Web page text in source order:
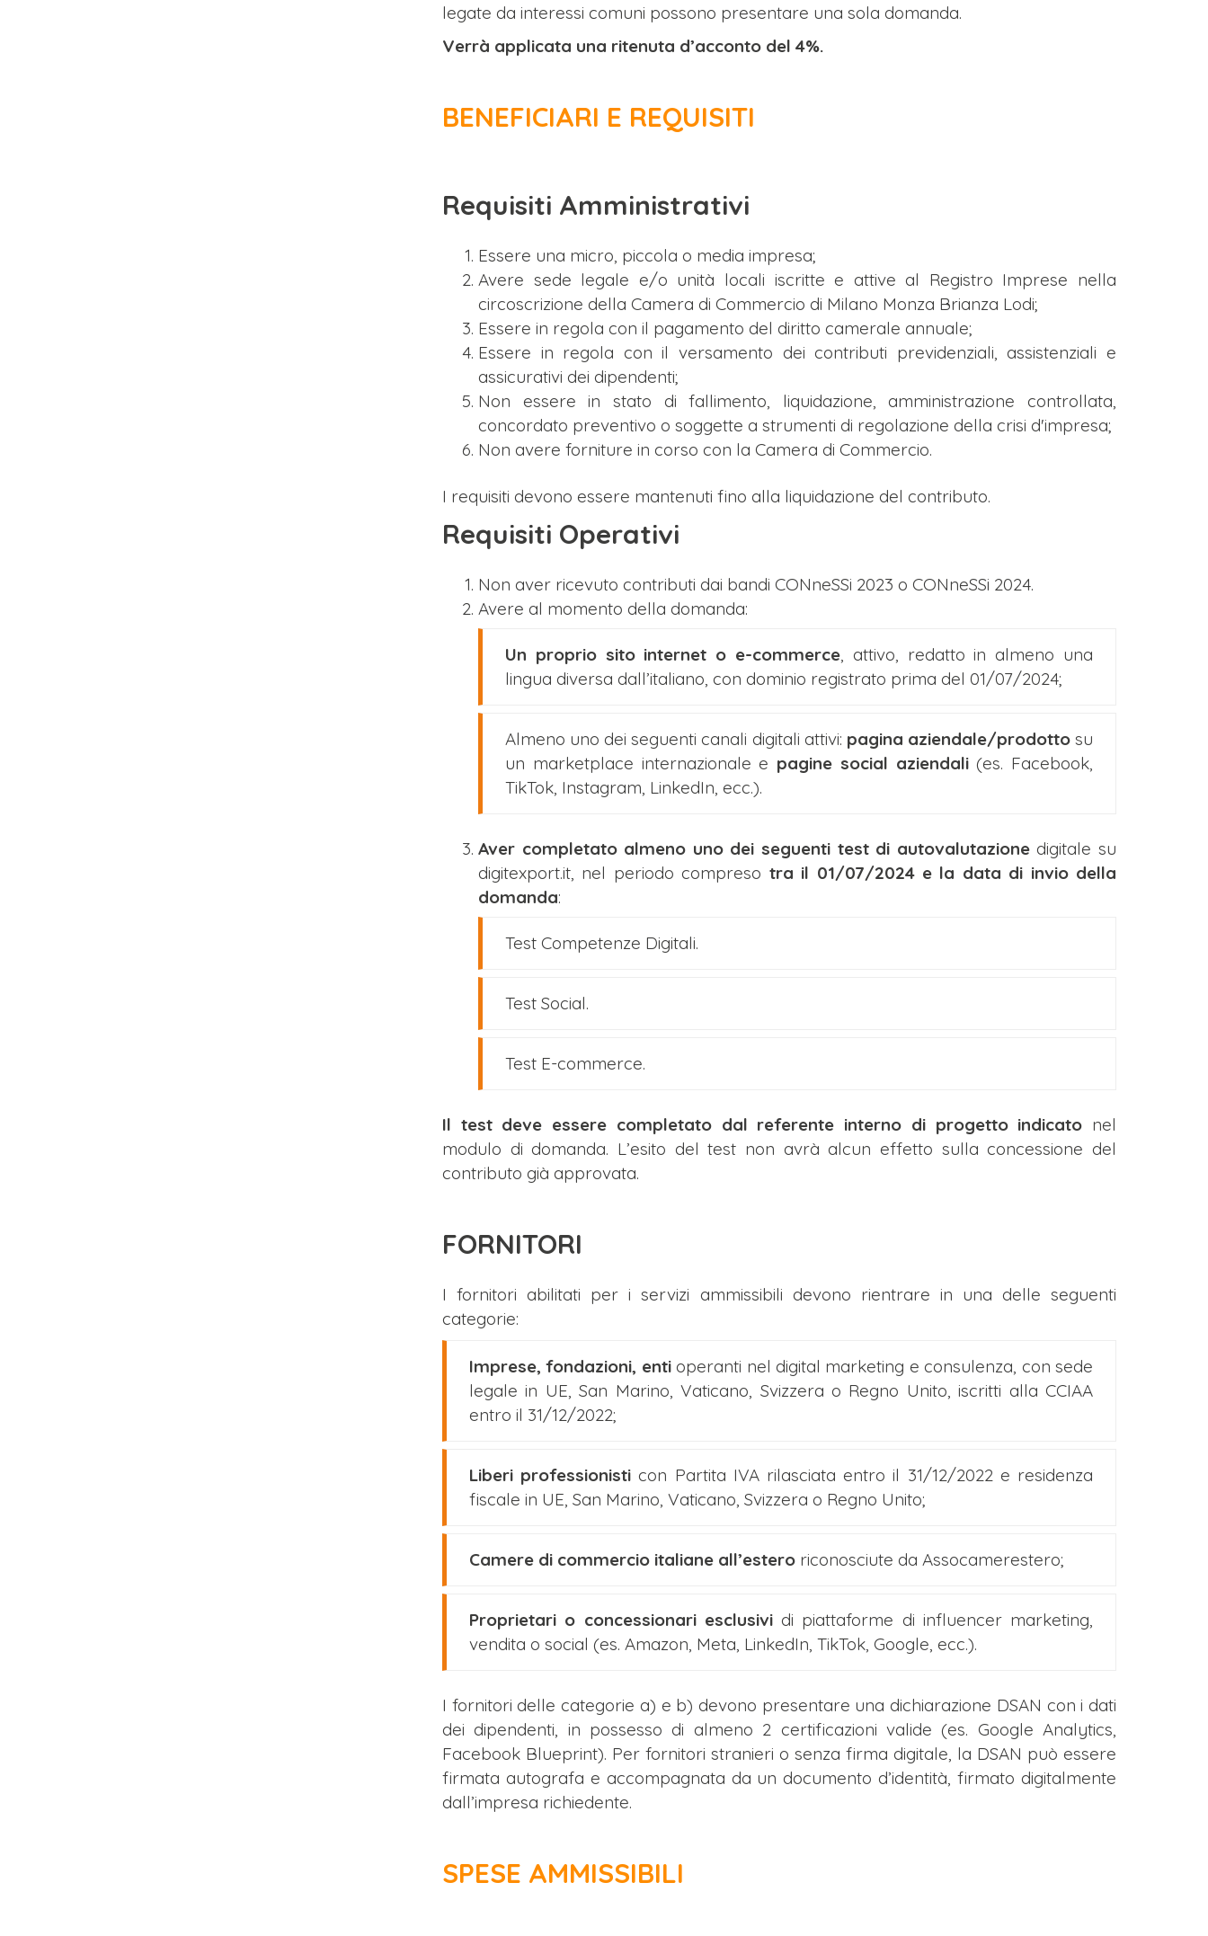
legate da interessi comuni possono presentare una sola domanda.
Verrà applicata una ritenuta d’acconto del 4%.
BENEFICIARI E REQUISITI
Requisiti Amministrativi
Essere una micro, piccola o media impresa;
Avere sede legale e/o unità locali iscritte e attive al Registro Imprese nella
circoscrizione della Camera di Commercio di Milano Monza Brianza Lodi;
Essere in regola con il pagamento del diritto camerale annuale;
Essere in regola con il versamento dei contributi previdenziali, assistenziali e
assicurativi dei dipendenti;
Non essere in stato di fallimento, liquidazione, amministrazione controllata,
concordato preventivo o soggette a strumenti di regolazione della crisi d'impresa;
Non avere forniture in corso con la Camera di Commercio.
I requisiti devono essere mantenuti fino alla liquidazione del contributo.
Requisiti Operativi
Non aver ricevuto contributi dai bandi CONneSSi 2023 o CONneSSi 2024.
Avere al momento della domanda:
Un proprio sito internet o e-commerce, attivo, redatto in almeno una
lingua diversa dall’italiano, con dominio registrato prima del 01/07/2024;
Almeno uno dei seguenti canali digitali attivi: pagina aziendale/prodottosu
un marketplace internazionale e pagine social aziendali(es. Facebook,
TikTok, Instagram, LinkedIn, ecc.).
Aver completato almeno uno dei seguenti test di autovalutazionedigitale su
digitexport.it, nel periodo compreso tra il 01/07/2024 e la data di invio della
domanda:
Test Competenze Digitali.
Test Social.
Test E-commerce.
Il test deve essere completato dal referente interno di progetto indicato nel
modulo di domanda. L’esito del test non avrà alcun effetto sulla concessione del
contributo già approvata.
FORNITORI
I fornitori abilitati per i servizi ammissibili devono rientrare in una delle seguenti
categorie:
Imprese, fondazioni, entioperanti nel digital marketing e consulenza, con sede
legale in UE, San Marino, Vaticano, Svizzera o Regno Unito, iscritti alla CCIAA
entro il 31/12/2022;
Liberi professionisti con Partita IVA rilasciata entro il 31/12/2022 e residenza
fiscale in UE, San Marino, Vaticano, Svizzera o Regno Unito;
Camere di commercio italiane all’estero riconosciute da Assocamerestero;
Proprietari o concessionari esclusividi piattaforme di influencer marketing,
vendita o social (es. Amazon, Meta, LinkedIn, TikTok, Google, ecc.).
I fornitori delle categorie a) e b) devono presentare una dichiarazione DSAN con i dati
dei dipendenti, in possesso di almeno 2 certificazioni valide (es. Google Analytics,
Facebook Blueprint). Per fornitori stranieri o senza firma digitale, la DSAN può essere
firmata autografa e accompagnata da un documento d’identità, firmato digitalmente
dall’impresa richiedente.
SPESE AMMISSIBILI